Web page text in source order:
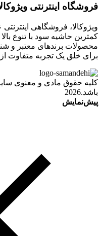
فروشگاه اینترنتی
ویژوکالا، فروشگاهی
کمترین حاشیه سود با تنوع
محصولات برندهای معتبر و
برای خلق یک تجربه متفاوت
کلیه حقوق مادی و معنوی
باشد.2026
پیش‌نمایش